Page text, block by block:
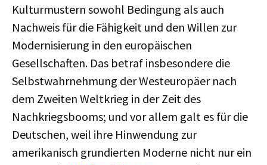
Kulturmustern sowohl Bedingung als auch
Nachweis für die Fähigkeit und den Willen zur
Modernisierung in den europäischen
Gesellschaften. Das betraf insbesondere die
Selbstwahrnehmung der Westeuropäer nach
dem Zweiten Weltkrieg in der Zeit des
Nachkriegsbooms; und vor allem galt es für die
Deutschen, weil ihre Hinwendung zur
amerikanisch grundierten Moderne nicht nur ein